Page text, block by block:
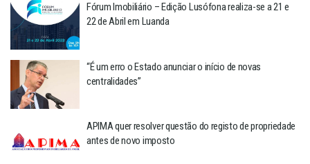
Fórum Imobiliário – Edição Lusófona realiza-se a 21 e
22 de Abril em Luanda
“É um erro o Estado anunciar o início de novas
centralidades”
APIMA quer resolver questão do registo de propriedade
antes de novo imposto